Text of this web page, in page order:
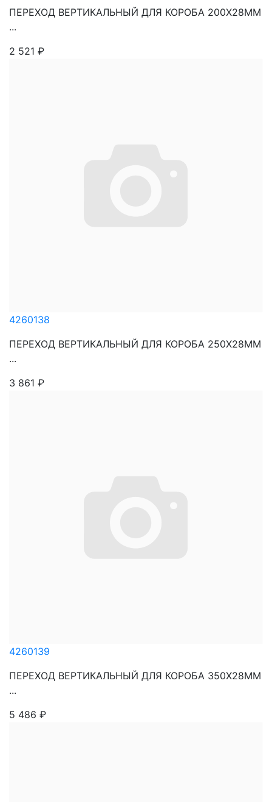
ПЕРЕХОД ВЕРТИКАЛЬНЫЙ ДЛЯ КОРОБА 200Х28ММ
...
2 521 ₽
4260138
ПЕРЕХОД ВЕРТИКАЛЬНЫЙ ДЛЯ КОРОБА 250Х28ММ
...
3 861 ₽
4260139
ПЕРЕХОД ВЕРТИКАЛЬНЫЙ ДЛЯ КОРОБА 350Х28ММ
...
5 486 ₽